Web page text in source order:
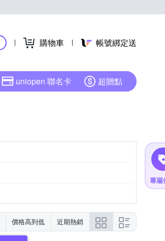
購物車 帳號綁定送
uniopen 聯名卡 超贈點
價格高到低 近期熱銷